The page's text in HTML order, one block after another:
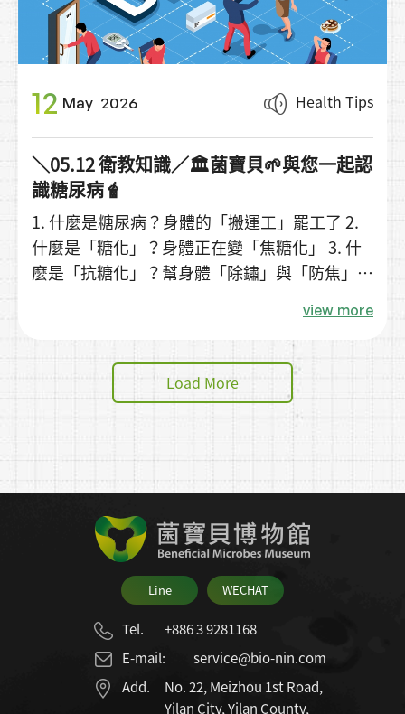
12 May 2026 Health Tips
＼05.12 衛教知識／🏛️菌寶貝🌱與您一起認
識糖尿病🧋
1. 什麼是糖尿病？身體的「搬運工」罷工了 2.
什麼是「糖化」？身體正在變「焦糖化」 3. 什
麼是「抗糖化」？幫身體「除鏽」與「防焦」
化 = 這些多出的糖把身體器官「烤焦、生鏽」
了。 抗糖化 = 透過飲食與補充營養，讓身體保
持彈性、不生鏽、不變老。 照顧人體就像是照
顧一台車，除了要選好油（控制血糖），也要定
期除碳，去除廢棄物（抗糖化），車子才能開得
view more
Load More
Line WECHAT
Tel.
+886 3 9281168
E-mail:
service@bio-nin.com
Add.
No. 22, Meizhou 1st Road,
Yilan City, Yilan County,